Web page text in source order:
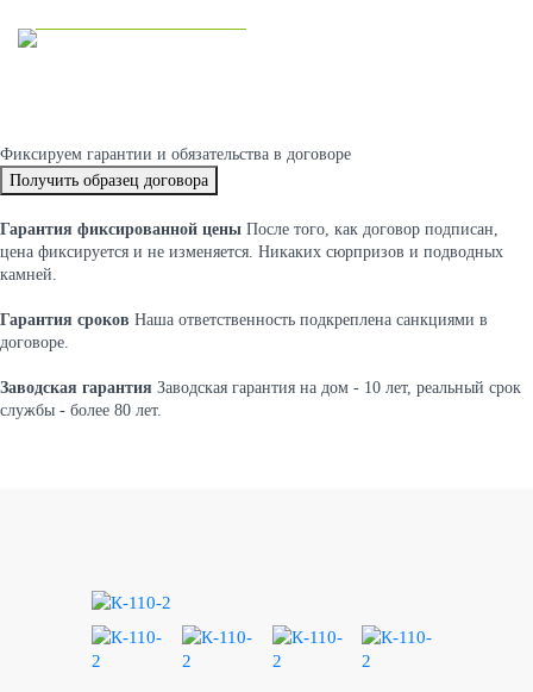
Фиксируем гарантии и обязательства в договоре
Получить образец договора
Гарантия фиксированной цены После того, как договор подписан,
цена фиксируется и не изменяется. Никаких сюрпризов и подводных
камней.
Гарантия сроков Наша ответственность подкреплена санкциями в
договоре.
Заводская гарантия Заводская гарантия на дом - 10 лет, реальный срок
службы - более 80 лет.